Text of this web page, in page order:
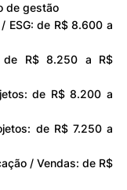
de gestão
ESG: de R$ 8.600 a
de R$ 8.250 a R$
de R$ 8.200 a
de R$ 7.250 a
/ Vendas: de R$